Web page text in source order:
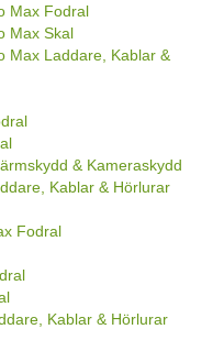
Max Fodral
Max Skal
Max Laddare, Kablar &
& Kameraskydd
Kablar & Hörlurar
Fodral
Kablar & Hörlurar